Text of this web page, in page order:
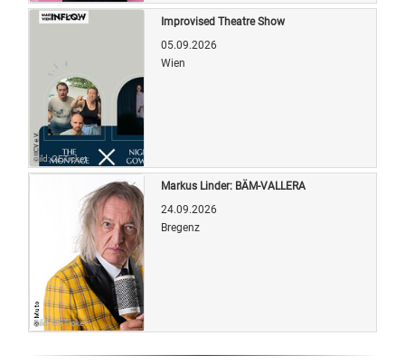
Bild: OETicket
Improvised Theatre Show
05.09.2026
Wien
Bild: OETicket
Markus Linder: BÄM-VALLERA
24.09.2026
Bregenz